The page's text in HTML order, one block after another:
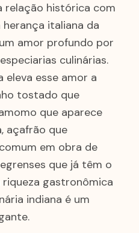
relação histórica com
italiana da
amor profundo por
culinárias.
eleva esse amor a
tostado que
que aparece
açafrão que
em obra de
que já têm o
gastronômica
indiana é um